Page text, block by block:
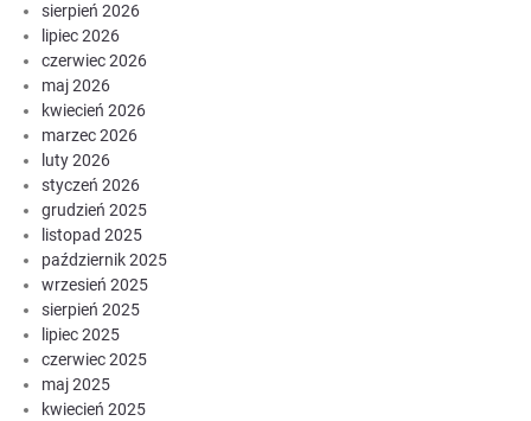
sierpień 2026
lipiec 2026
czerwiec 2026
maj 2026
kwiecień 2026
marzec 2026
luty 2026
styczeń 2026
grudzień 2025
listopad 2025
październik 2025
wrzesień 2025
sierpień 2025
lipiec 2025
czerwiec 2025
maj 2025
kwiecień 2025